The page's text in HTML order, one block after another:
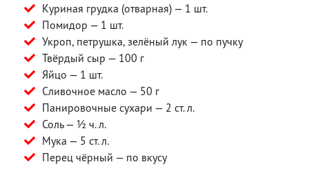
Куриная грудка (отварная) — 1 шт.
Помидор — 1 шт.
Укроп, петрушка, зелёный лук — по пучку
Твёрдый сыр — 100 г
Яйцо — 1 шт.
Сливочное масло — 50 г
Панировочные сухари — 2 ст. л.
Соль — ½ ч. л.
Мука — 5 ст. л.
Перец чёрный — по вкусу